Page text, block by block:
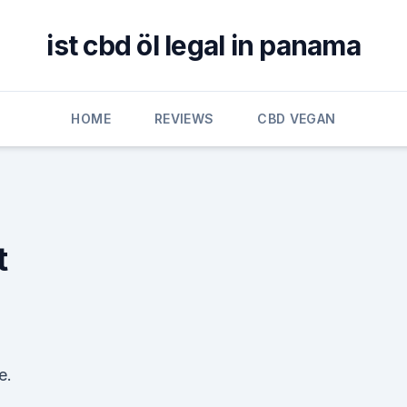
ist cbd öl legal in panama
HOME REVIEWS CBD VEGAN